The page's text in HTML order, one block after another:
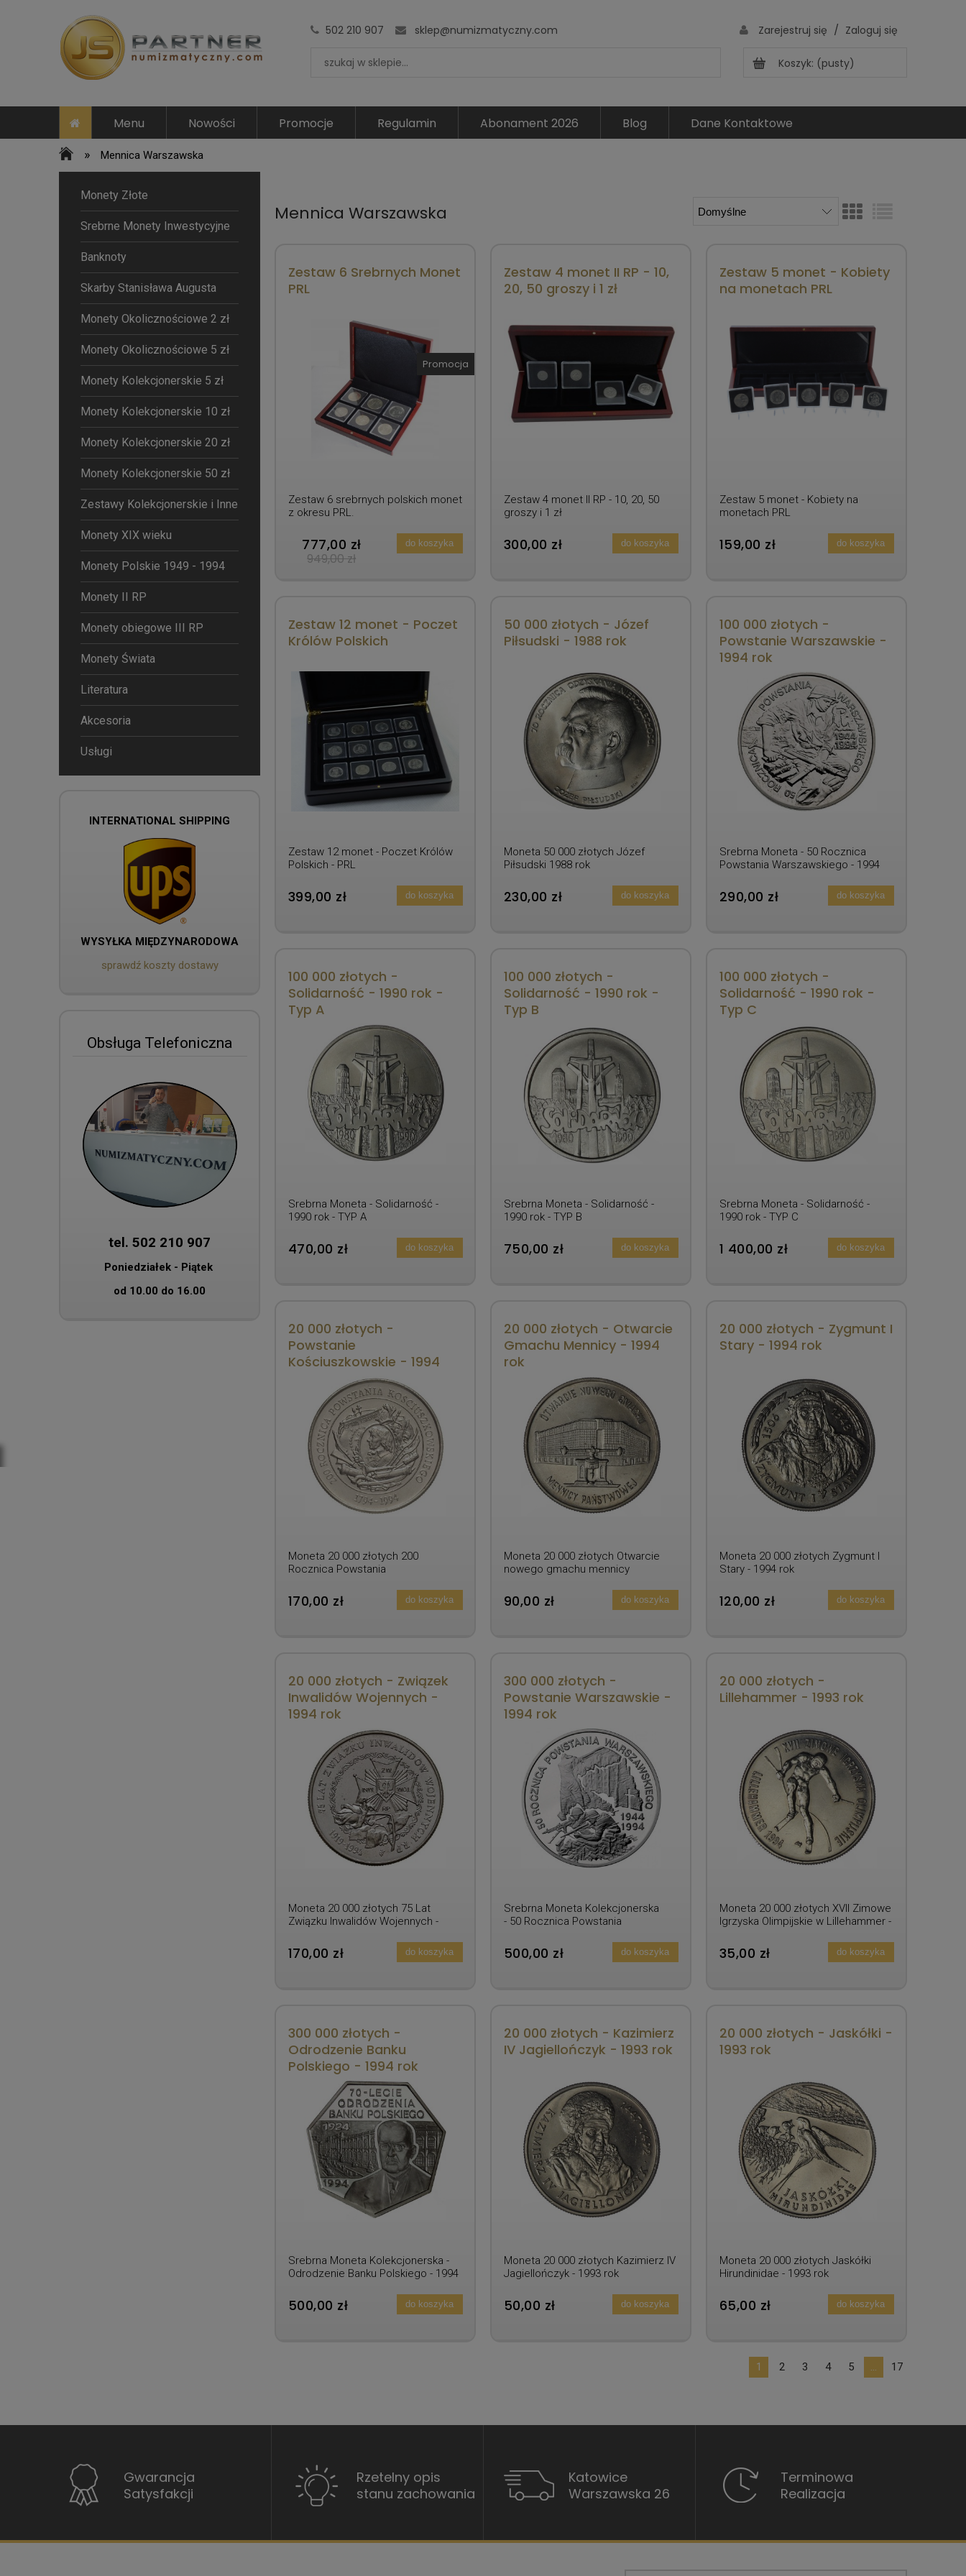
502 210 907 sklep@numizmatyczny.com Zarejestruj się / Zaloguj się
Koszyk: (pusty)
Menu Nowości Promocje Regulamin Abonament 2026 Blog Dane Kontaktowe
» Mennica Warszawska
Monety Złote
Srebrne Monety Inwestycyjne
Banknoty
Skarby Stanisława Augusta
Monety Okolicznościowe 2 zł
Monety Okolicznościowe 5 zł
Monety Kolekcjonerskie 5 zł
Monety Kolekcjonerskie 10 zł
Monety Kolekcjonerskie 20 zł
Monety Kolekcjonerskie 50 zł
Zestawy Kolekcjonerskie i Inne
Monety XIX wieku
Monety Polskie 1949 - 1994
Monety II RP
Monety obiegowe III RP
Monety Świata
Literatura
Akcesoria
Usługi
INTERNATIONAL SHIPPING
WYSYŁKA MIĘDZYNARODOWA
sprawdź koszty dostawy
Obsługa Telefoniczna
tel. 502 210 907
Poniedziałek - Piątek
od 10.00 do 16.00
Mennica Warszawska
Zestaw 6 Srebrnych Monet
PRL
Zestaw 6 srebrnych polskich monet
z okresu PRL.
777,00 zł
949,00 zł
do koszyka
Promocja
Zestaw 4 monet II RP - 10,
20, 50 groszy i 1 zł
Zestaw 4 monet II RP - 10, 20, 50
groszy i 1 zł
300,00 zł do koszyka
Zestaw 5 monet - Kobiety
na monetach PRL
Zestaw 5 monet - Kobiety na
monetach PRL
159,00 zł do koszyka
Zestaw 12 monet - Poczet
Królów Polskich
Zestaw 12 monet - Poczet Królów
Polskich - PRL
399,00 zł do koszyka
50 000 złotych - Józef
Piłsudski - 1988 rok
Moneta 50 000 złotych Józef
Piłsudski 1988 rok
230,00 zł do koszyka
100 000 złotych -
Powstanie Warszawskie -
1994 rok
Srebrna Moneta - 50 Rocznica
Powstania Warszawskiego - 1994
290,00 zł do koszyka
100 000 złotych -
Solidarność - 1990 rok -
Typ A
Srebrna Moneta - Solidarność -
1990 rok - TYP A
470,00 zł do koszyka
100 000 złotych -
Solidarność - 1990 rok -
Typ B
Srebrna Moneta - Solidarność -
1990 rok - TYP B
750,00 zł do koszyka
100 000 złotych -
Solidarność - 1990 rok -
Typ C
Srebrna Moneta - Solidarność -
1990 rok - TYP C
1 400,00 zł do koszyka
20 000 złotych -
Powstanie
Kościuszkowskie - 1994
Moneta 20 000 złotych 200
Rocznica Powstania
170,00 zł do koszyka
20 000 złotych - Otwarcie
Gmachu Mennicy - 1994
rok
Moneta 20 000 złotych Otwarcie
nowego gmachu mennicy
90,00 zł do koszyka
20 000 złotych - Zygmunt I
Stary - 1994 rok
Moneta 20 000 złotych Zygmunt I
Stary - 1994 rok
120,00 zł do koszyka
20 000 złotych - Związek
Inwalidów Wojennych -
1994 rok
Moneta 20 000 złotych 75 Lat
Związku Inwalidów Wojennych -
170,00 zł do koszyka
300 000 złotych -
Powstanie Warszawskie -
1994 rok
Srebrna Moneta Kolekcjonerska
- 50 Rocznica Powstania
500,00 zł do koszyka
20 000 złotych -
Lillehammer - 1993 rok
Moneta 20 000 złotych XVII Zimowe
Igrzyska Olimpijskie w Lillehammer -
35,00 zł do koszyka
300 000 złotych -
Odrodzenie Banku
Polskiego - 1994 rok
Srebrna Moneta Kolekcjonerska -
Odrodzenie Banku Polskiego - 1994
500,00 zł do koszyka
20 000 złotych - Kazimierz
IV Jagiellończyk - 1993 rok
Moneta 20 000 złotych Kazimierz IV
Jagiellończyk - 1993 rok
50,00 zł do koszyka
20 000 złotych - Jaskółki -
1993 rok
Moneta 20 000 złotych Jaskółki
Hirundinidae - 1993 rok
65,00 zł do koszyka
1 2 3 4 5 ... 17
Gwarancja
Satysfakcji
Rzetelny opis
stanu zachowania
Katowice
Warszawska 26
Terminowa
Realizacja